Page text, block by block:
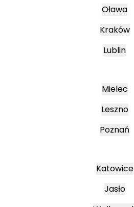
Oława
Kraków
Lublin
Mielec
Leszno
Poznań
Katowice
Jasło